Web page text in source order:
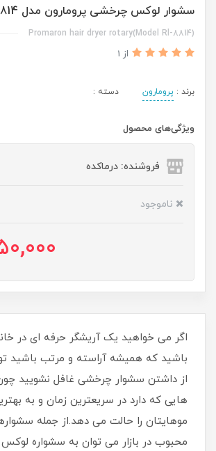
سشوار لوکس چرخشی پرومارون مدل RL-8814
Promaron hair dryer rotary(Model Rl-8814)
از 1
برند : پرومارون دسته :
ویژگی‌های محصول
فروشنده: درماکده
ناموجود
اگر می خواهید یک آریشگر حرفه ای در
باشید که همیشه آراسته و مرتب باشید
از داشتن سشوار چرخشی غافل نشویید
هایی که دارد در سریعترین زمان و به
موهایتان را حالت می دهد.از جمله
محبوب در بازار می توان به سشواره